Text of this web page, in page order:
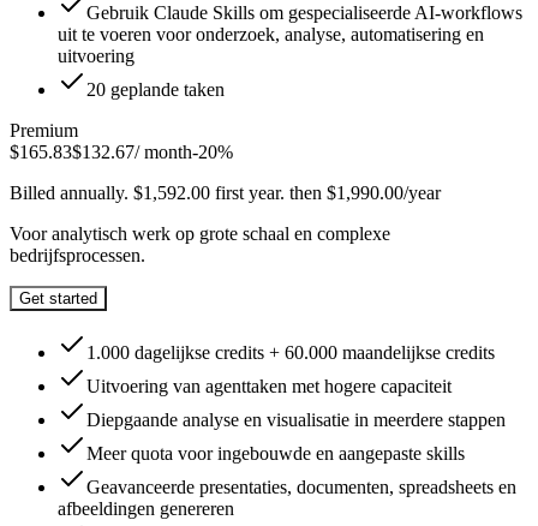
Gebruik Claude Skills om gespecialiseerde AI-workflows
uit te voeren voor onderzoek, analyse, automatisering en
uitvoering
20 geplande taken
Premium
$165.83$132.67/ month-20%
Billed annually. $1,592.00 first year. then $1,990.00/year
Voor analytisch werk op grote schaal en complexe
bedrijfsprocessen.
Get started
1.000 dagelijkse credits + 60.000 maandelijkse credits
Uitvoering van agenttaken met hogere capaciteit
Diepgaande analyse en visualisatie in meerdere stappen
Meer quota voor ingebouwde en aangepaste skills
Geavanceerde presentaties, documenten, spreadsheets en
afbeeldingen genereren